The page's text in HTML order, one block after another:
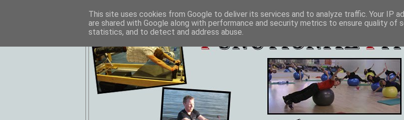
This site uses cookies from Google to deliver its services and to analyze traffic. Your IP
are shared with Google along with performance and security metrics to ensure quality of
statistics, and to detect and address abuse.